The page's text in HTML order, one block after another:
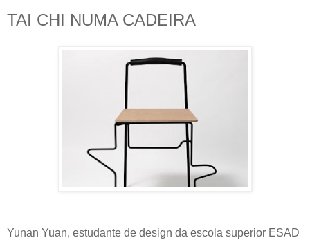
TAI CHI NUMA CADEIRA
Yunan Yuan, estudante de design da escola superior ESAD